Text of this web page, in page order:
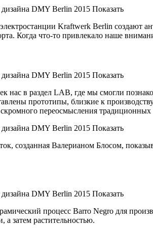
Kraftwerk Berlin создают
Когда что-то привлекало наше
нас в раздел LAB, где мы смогли
прототипы, близкие к
переосмысления
созданная Валерианом Блосом,
процесс Barro Negro для
затем растительностью.